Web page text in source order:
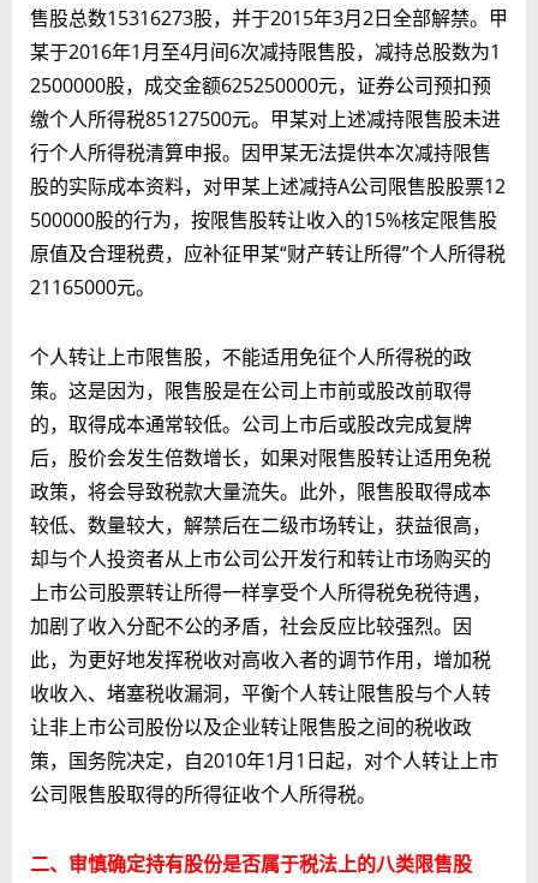
售股总数15316273股，并于2015年3月2日全部解禁。甲
某于2016年1月至4月间6次减持限售股，减持总股数为1
2500000股，成交金额625250000元，证券公司预扣预
缴个人所得税85127500元。甲某对上述减持限售股未进
行个人所得税清算申报。因甲某无法提供本次减持限售
股的实际成本资料，对甲某上述减持A公司限售股股票12
500000股的行为，按限售股转让收入的15%核定限售股
原值及合理税费，应补征甲某“财产转让所得”个人所得税
21165000元。
个人转让上市限售股，不能适用免征个人所得税的政
策。这是因为，限售股是在公司上市前或股改前取得
的，取得成本通常较低。公司上市后或股改完成复牌
后，股价会发生倍数增长，如果对限售股转让适用免税
政策，将会导致税款大量流失。此外，限售股取得成本
较低、数量较大，解禁后在二级市场转让，获益很高，
却与个人投资者从上市公司公开发行和转让市场购买的
上市公司股票转让所得一样享受个人所得税免税待遇，
加剧了收入分配不公的矛盾，社会反应比较强烈。因
此，为更好地发挥税收对高收入者的调节作用，增加税
收收入、堵塞税收漏洞，平衡个人转让限售股与个人转
让非上市公司股份以及企业转让限售股之间的税收政
策，国务院决定，自2010年1月1日起，对个人转让上市
公司限售股取得的所得征收个人所得税。
二、审慎确定持有股份是否属于税法上的八类限售股